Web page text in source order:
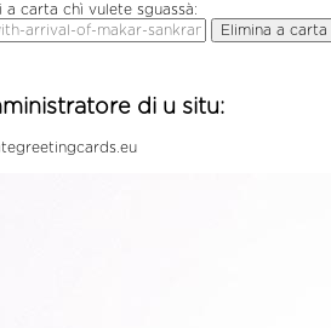
a carta chì vulete sguassà:
di u situ: